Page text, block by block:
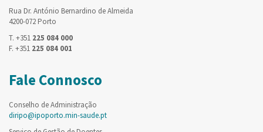
Rua Dr. António Bernardino de Almeida
4200-072 Porto
T. +351 225 084 000
F. +351 225 084 001
Fale Connosco
Conselho de Administração
diripo@ipoporto.min-saude.pt